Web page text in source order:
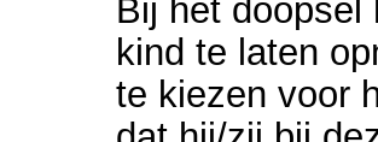
Bij het doopsel
kind te laten
te kiezen voor